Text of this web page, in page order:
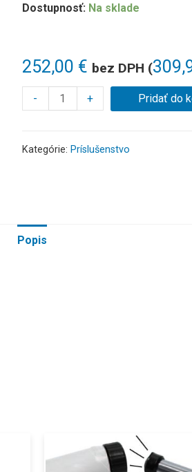
252,00 € bez DPH (
Dostupnosť: Na sklade
- + Pridať do
Kategórie: Príslušenstvo
Popis